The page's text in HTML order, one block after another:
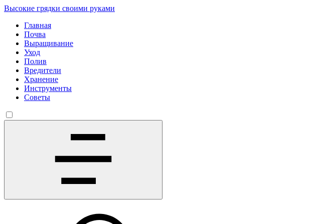
Высокие грядки своими руками
Главная
Почва
Выращивание
Уход
Полив
Вредители
Хранение
Инструменты
Советы